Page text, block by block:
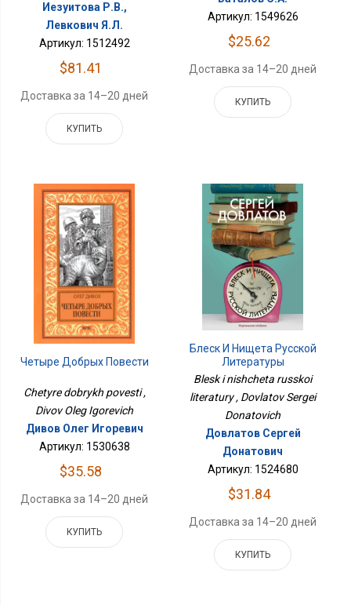
Иезуитова Р.В.,
Левкович Я.Л.
Артикул: 1512492
$81.41
Доставка за 14–20 дней
КУПИТЬ
Артикул: 1549626
$25.62
Доставка за 14–20 дней
КУПИТЬ
Четыре Добрых Повести
Chetyre dobrykh povesti ,
Divov Oleg Igorevich
Дивов Олег Игоревич
Артикул: 1530638
$35.58
Доставка за 14–20 дней
КУПИТЬ
Блеск И Нищета Русской
Литературы
Blesk i nishcheta russkoi
literatury , Dovlatov Sergei
Donatovich
Довлатов Сергей
Донатович
Артикул: 1524680
$31.84
Доставка за 14–20 дней
КУПИТЬ